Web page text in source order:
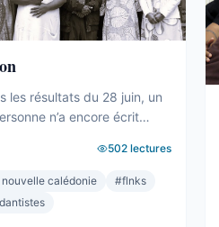
les résultats du 28 juin, un
n’a encore écrit
sièges au Congrès. Dix-
un chiffre respectable – le
bloc de l’hémicycle, plus
502 lectures
calédonie #flnks